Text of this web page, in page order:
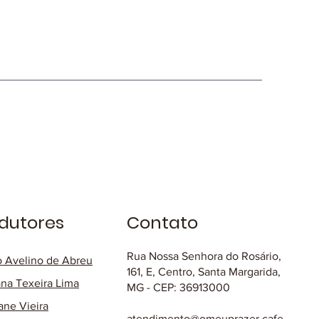
Contato
Avelino de Abreu
Texeira Lima
Vieira
Rua Nossa Senhora do Rosário,
161, E, Centro, Santa Margarida,
MG - CEP: 36913000